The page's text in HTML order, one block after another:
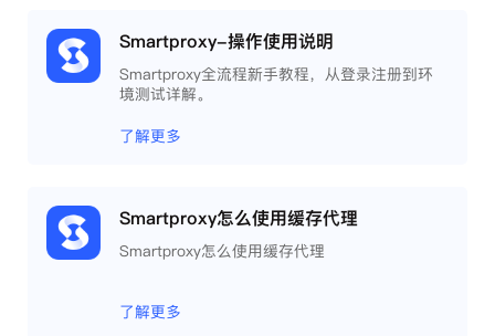
Smartproxy-操作使用说明
Smartproxy全流程新手教程，从登录注册到环
境测试详解。
了解更多
Smartproxy怎么使用缓存代理
Smartproxy怎么使用缓存代理
了解更多